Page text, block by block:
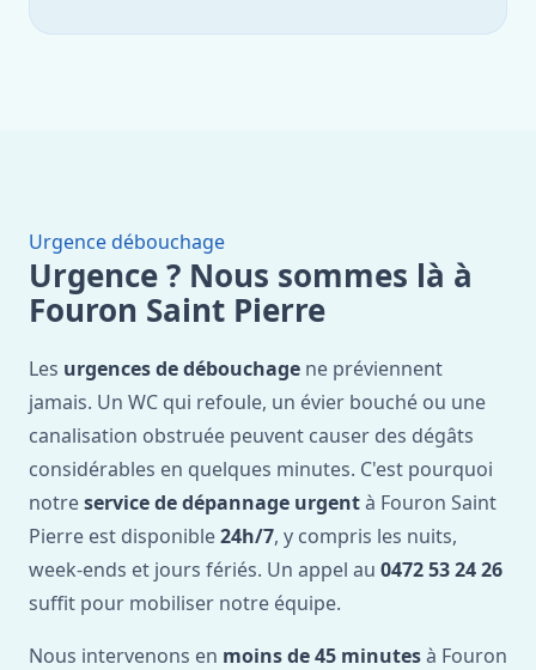
Urgence débouchage
Urgence ? Nous sommes là à
Fouron Saint Pierre
Les urgences de débouchage ne préviennent
jamais. Un WC qui refoule, un évier bouché ou une
canalisation obstruée peuvent causer des dégâts
considérables en quelques minutes. C'est pourquoi
notreservice de dépannage urgentà Fouron Saint
Pierre est disponible24h/7, y compris les nuits,
week-ends et jours fériés. Un appel au 0472 53 24 26
suffit pour mobiliser notre équipe.
Nous intervenons en moins de 45 minutesà Fouron